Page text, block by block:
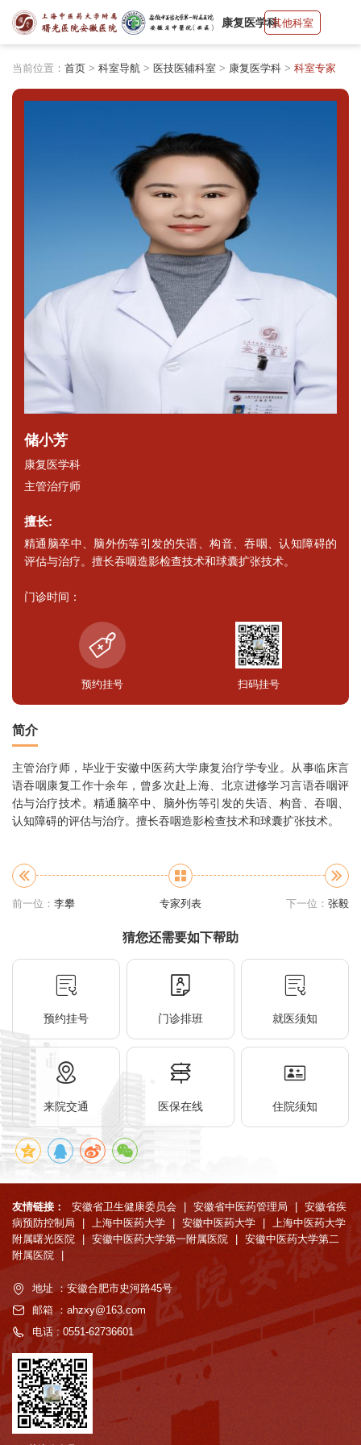
康复医学科其他科室
当前位置： 首页 > 科室导航 > 医技医辅科室 > 康复医学科 > 科室专家
储小芳
康复医学科
主管治疗师
擅长:
精通脑卒中、脑外伤等引发的失语、构音、吞咽、认知障碍的
评估与治疗。擅长吞咽造影检查技术和球囊扩张技术。
门诊时间：
预约挂号 扫码挂号
简介
主管治疗师，毕业于安徽中医药大学康复治疗学专业。从事临床言
语吞咽康复工作十余年，曾多次赴上海、北京进修学习言语吞咽评
估与治疗技术。精通脑卒中、脑外伤等引发的失语、构音、吞咽、
认知障碍的评估与治疗。擅长吞咽造影检查技术和球囊扩张技术。
前一位： 李攀 专家列表 下一位： 张毅
猜您还需要如下帮助
预约挂号 门诊排班 就医须知
来院交通 医保在线 住院须知
友情链接： 安徽省卫生健康委员会 安徽省中医药管理局
安徽省疾
病预防控制局
上海中医药大学 安徽中医药大学
上海中医药大学
附属曙光医院
安徽中医药大学第一附属医院
安徽中医药大学第二
附属医院
地址 ：安徽合肥市史河路45号
邮箱 ：ahzxy@163.com
电话 : 0551-62736601